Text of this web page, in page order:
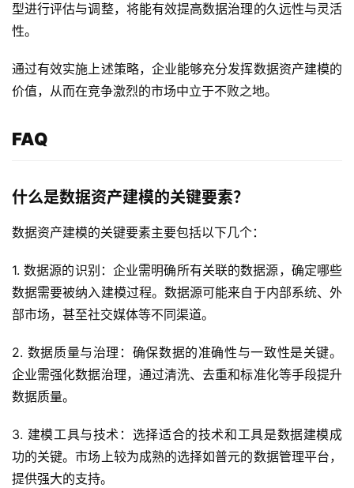
产
品
决
方
与
作
服
务
与
持
了
普
元
型进行评估与调整，将能有效提高数据治理的久远性与灵活
性。
通过有效实施上述策略，企业能够充分发挥数据资产建模的
价值，从而在竞争激烈的市场中立于不败之地。
FAQ
什么是数据资产建模的关键要素？
数据资产建模的关键要素主要包括以下几个：
1. 数据源的识别：企业需明确所有关联的数据源，确定哪些
数据需要被纳入建模过程。数据源可能来自于内部系统、外
部市场，甚至社交媒体等不同渠道。
2. 数据质量与治理：确保数据的准确性与一致性是关键。
企业需强化数据治理，通过清洗、去重和标准化等手段提升
数据质量。
3. 建模工具与技术：选择适合的技术和工具是数据建模成
功的关键。市场上较为成熟的选择如普元的数据管理平台，
提供强大的支持。